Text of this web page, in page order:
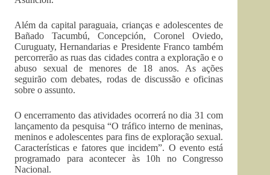
Além da capital paraguaia, crianças e adolescentes de
Bañado Tacumbú, Concepción, Coronel Oviedo,
Curuguaty, Hernandarias e Presidente Franco também
percorrerão as ruas das cidades contra a exploração e o
abuso sexual de menores de 18 anos. As ações
seguirão com debates, rodas de discussão e oficinas
sobre o assunto.
O encerramento das atividades ocorrerá no dia 31 com
lançamento da pesquisa “O tráfico interno de meninas,
meninos e adolescentes para fins de exploração sexual.
Características e fatores que incidem”. O evento está
programado para acontecer às 10h no Congresso
Nacional.